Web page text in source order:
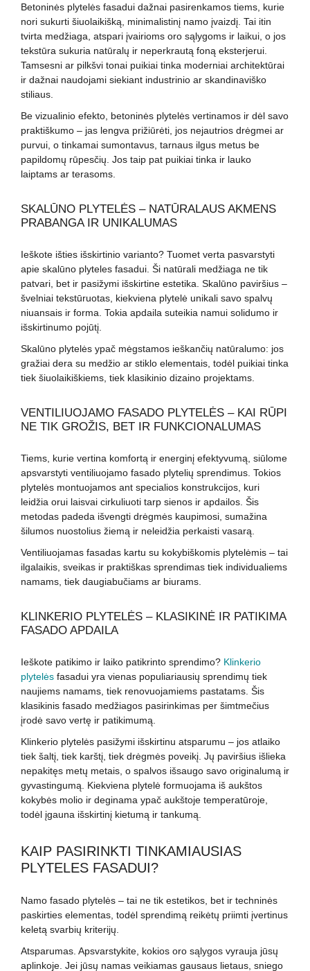
Betoninės plytelės fasadui dažnai pasirenkamos tiems, kurie
nori sukurti šiuolaikišką, minimalistinį namo įvaizdį. Tai itin
tvirta medžiaga, atspari įvairioms oro sąlygoms ir laikui, o jos
tekstūra sukuria natūralų ir neperkrautą foną eksterjerui.
Tamsesni ar pilkšvi tonai puikiai tinka moderniai architektūrai
ir dažnai naudojami siekiant industrinio ar skandinaviško
stiliaus.
Be vizualinio efekto, betoninės plytelės vertinamos ir dėl savo
praktiškumo – jas lengva prižiūrėti, jos nejautrios drėgmei ar
purvui, o tinkamai sumontavus, tarnaus ilgus metus be
papildomų rūpesčių. Jos taip pat puikiai tinka ir lauko
laiptams ar terasoms.
SKALŪNO PLYTELĖS – NATŪRALAUS AKMENS
PRABANGA IR UNIKALUMAS
Ieškote išties išskirtinio varianto? Tuomet verta pasvarstyti
apie skalūno plyteles fasadui. Ši natūrali medžiaga ne tik
patvari, bet ir pasižymi išskirtine estetika. Skalūno paviršius –
švelniai tekstūruotas, kiekviena plytelė unikali savo spalvų
niuansais ir forma. Tokia apdaila suteikia namui solidumo ir
išskirtinumo pojūtį.
Skalūno plytelės ypač mėgstamos ieškančių natūralumo: jos
gražiai dera su medžio ar stiklo elementais, todėl puikiai tinka
tiek šiuolaikiškiems, tiek klasikinio dizaino projektams.
VENTILIUOJAMO FASADO PLYTELĖS – KAI RŪPI
NE TIK GROŽIS, BET IR FUNKCIONALUMAS
Tiems, kurie vertina komfortą ir energinį efektyvumą, siūlome
apsvarstyti ventiliuojamo fasado plytelių sprendimus. Tokios
plytelės montuojamos ant specialios konstrukcijos, kuri
leidžia orui laisvai cirkuliuoti tarp sienos ir apdailos. Šis
metodas padeda išvengti drėgmės kaupimosi, sumažina
šilumos nuostolius žiemą ir neleidžia perkaisti vasarą.
Ventiliuojamas fasadas kartu su kokybiškomis plytelėmis – tai
ilgalaikis, sveikas ir praktiškas sprendimas tiek individualiems
namams, tiek daugiabučiams ar biurams.
KLINKERIO PLYTELĖS – KLASIKINĖ IR PATIKIMA
FASADO APDAILA
Ieškote patikimo ir laiko patikrinto sprendimo? Klinkerio
plytelės fasadui yra vienas populiariausių sprendimų tiek
naujiems namams, tiek renovuojamiems pastatams. Šis
klasikinis fasado medžiagos pasirinkimas per šimtmečius
įrodė savo vertę ir patikimumą.
Klinkerio plytelės pasižymi išskirtinu atsparumu – jos atlaiko
tiek šaltį, tiek karštį, tiek drėgmės poveikį. Jų paviršius išlieka
nepakitęs metų metais, o spalvos išsaugo savo originalumą ir
gyvastingumą. Kiekviena plytelė formuojama iš aukštos
kokybės molio ir deginama ypač aukštoje temperatūroje,
todėl įgauna išskirtinį kietumą ir tankumą.
KAIP PASIRINKTI TINKAMIAUSIAS
PLYTELES FASADUI?
Namo fasado plytelės – tai ne tik estetikos, bet ir techninės
paskirties elementas, todėl sprendimą reikėtų priimti įvertinus
keletą svarbių kriterijų.
Atsparumas. Apsvarstykite, kokios oro sąlygos vyrauja jūsų
aplinkoje. Jei jūsų namas veikiamas gausaus lietaus, sniego